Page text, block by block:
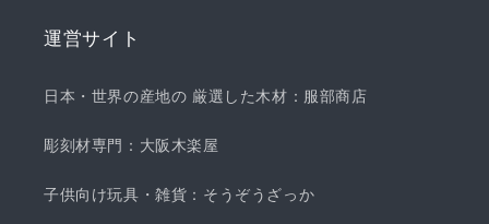
運営サイト
日本・世界の産地の 厳選した木材：服部商店
彫刻材専門：大阪木楽屋
子供向け玩具・雑貨：そうぞうざっか